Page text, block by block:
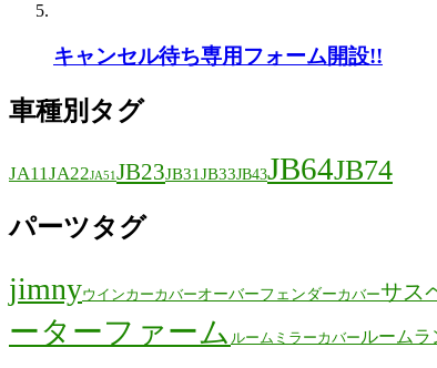
キャンセル待ち専用フォーム開設!!
車種別タグ
JA11JA22JA51 JB23JB31JB33JB43JB64JB74
パーツタグ
jimnyウインカーカバーオーバーフェンダーカバーサス
ーターファーム ルームミラーカバー ルームラ